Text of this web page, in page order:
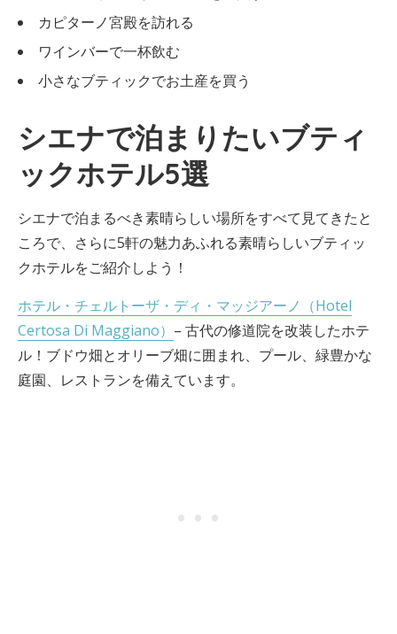
カピターノ宮殿を訪れる
ワインバーで一杯飲む
小さなブティックでお土産を買う
シエナで泊まりたいブティ
ックホテル5選
シエナで泊まるべき素晴らしい場所をすべて見てきたと
ころで、さらに5軒の魅力あふれる素晴らしいブティッ
クホテルをご紹介しよう！
ホテル・チェルトーザ・ディ・マッジアーノ（Hotel
Certosa Di Maggiano） – 古代の修道院を改装したホテ
ル！ブドウ畑とオリーブ畑に囲まれ、プール、緑豊かな
庭園、レストランを備えています。